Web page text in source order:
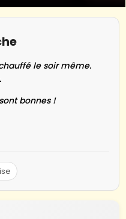
le soir même.
bonnes !